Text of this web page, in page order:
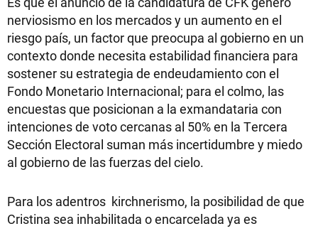
nerviosismo en los mercados y un aumento en el
riesgo país, un factor que preocupa al gobierno en un
contexto donde necesita estabilidad financiera para
sostener su estrategia de endeudamiento con el
Fondo Monetario Internacional; para el colmo, las
encuestas que posicionan a la exmandataria con
intenciones de voto cercanas al 50% en la Tercera
Sección Electoral suman más incertidumbre y miedo
al gobierno de las fuerzas del cielo.
Para los adentros kirchnerismo, la posibilidad de que
Cristina sea inhabilitada o encarcelada ya es